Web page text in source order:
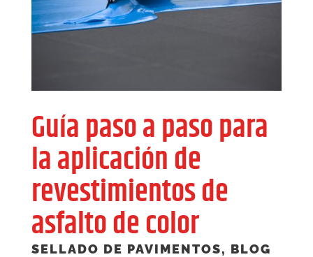
Guía paso a paso para
la aplicación de
revestimientos de
asfalto de color
SELLADO DE PAVIMENTOS, BLOG